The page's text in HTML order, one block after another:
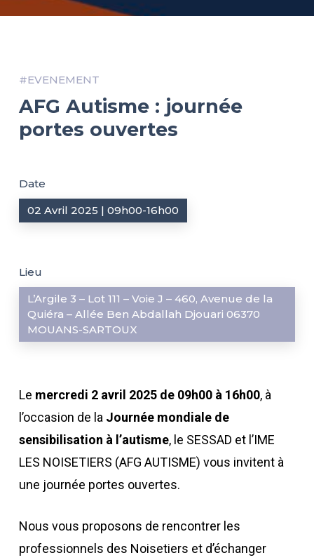
#EVENEMENT
AFG Autisme : journée
portes ouvertes
Date
02 Avril 2025 | 09h00-16h00
Lieu
L’Argile 3 – Lot 111 – Voie J – 460, Avenue de la
Quiéra – Allée Ben Abdallah Djouari 06370
MOUANS-SARTOUX
Le mercredi 2 avril 2025 de 09h00 à 16h00, à
l’occasion de la Journée mondiale de
sensibilisation à l’autisme, le SESSAD et l’IME
LES NOISETIERS (AFG AUTISME) vous invitent à
une journée portes ouvertes.
Nous vous proposons de rencontrer les
professionnels des Noisetiers et d’échanger